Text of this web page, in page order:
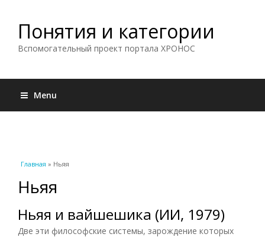
Понятия и категории
Вспомогательный проект портала ХРОНОС
Menu
Вы здесь
Главная » Ньяя
Ньяя
Ньяя и вайшешика (ИИ, 1979)
Две эти философские системы, зарождение которых